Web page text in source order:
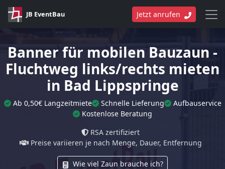
JB EventBau Jetzt anrufen
Banner für mobilen Bauzaun -
Fluchtweg links/rechts mieten
in Bad Lippspringe
Ab 0,50€ Langzeitmiete Schnelle Lieferung
Aufbauservice
Kostenlose Beratung
RSA zertifiziert
Preise variieren je nach Menge, Dauer, Entfernung
Wie viel Zaun brauche ich?